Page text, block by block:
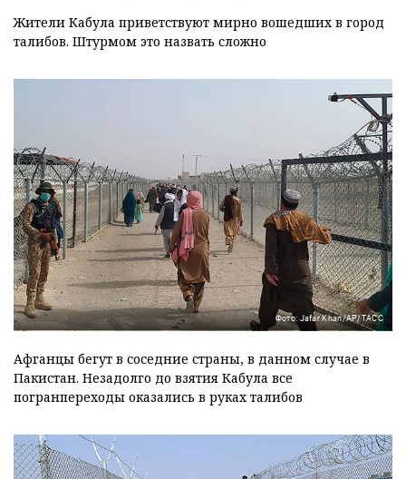
Жители Кабула приветствуют мирно вошедших в город
талибов. Штурмом это назвать сложно
Фото: Jafar Khan/АР/ТАСС
Афганцы бегут в соседние страны, в данном случае в
Пакистан. Незадолго до взятия Кабула все
погранпереходы оказались в руках талибов